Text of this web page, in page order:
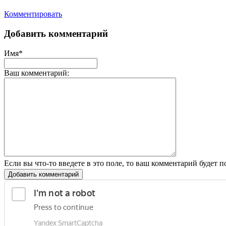
Комментировать
Добавить комментарий
Имя*
Ваш комментарий:
Если вы что-то введете в это поле, то ваш комментарий будет
Добавить комментарий